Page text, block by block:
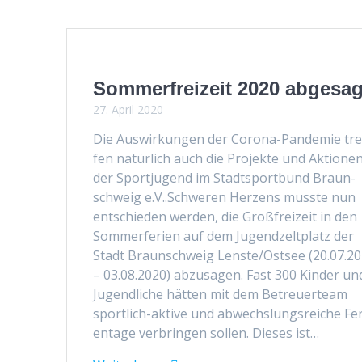
Sommerfreizeit 2020
27. April 2020
Die Auswirkun­gen der Coro­­na-Pan­demie
fen natür­lich auch die Pro­jek­te und Aktio­nen
der Sportju­gend im Stadt­sport­bund Braun­
schweig e.V..Schw­eren Herzens musste nun
entsch­ieden wer­den, die Großfreizeit in den
Som­mer­fe­rien auf dem Jugendzelt­platz der
Stadt Braun­schweig Lenste/Ostsee
– 03.08.2020) abzusagen. Fast 300 Kinder
Jugendliche hät­ten mit dem Betreuerteam
sportlich-aktive und abwech­slungsre­iche
en­t­age ver­brin­gen sollen. Dieses ist…